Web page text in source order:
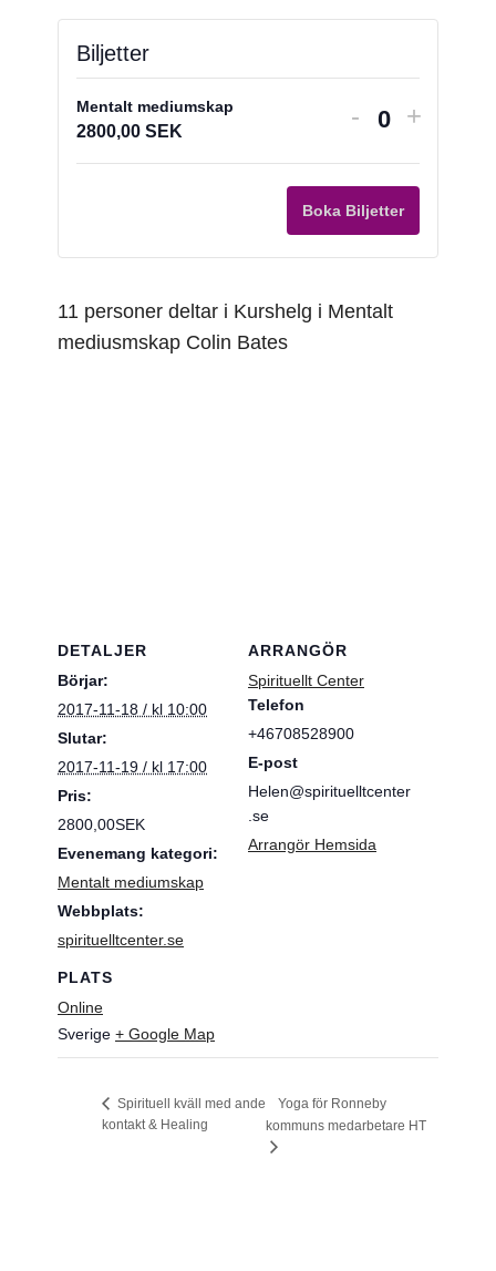
Biljetter
Mentalt mediumskap
2800,00 SEK
Minska
Mentalt
-
Antal
Mentalt
+
Boka Biljetter
11 personer deltar i Kurshelg i Mentalt
mediusmskap Colin Bates
DETALJER
Börjar:
2017-11-18 / kl 10:00
Slutar:
2017-11-19 / kl 17:00
Pris:
2800,00SEK
Evenemang kategori:
Mentalt mediumskap
Webbplats:
spirituelltcenter.se
PLATS
Online
Sverige + Google Map
ARRANGÖR
Spirituellt Center
Telefon
+46708528900
E-post
Helen@spirituelltcenter
.se
Arrangör Hemsida
Spirituell kväll med ande
kontakt & Healing
Yoga för Ronneby
kommuns medarbetare HT